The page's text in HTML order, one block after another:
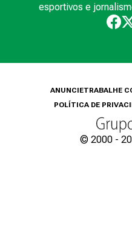
esportivos e
ANUNCIETRABALHE
POLÍTICA DE
© 2000 -